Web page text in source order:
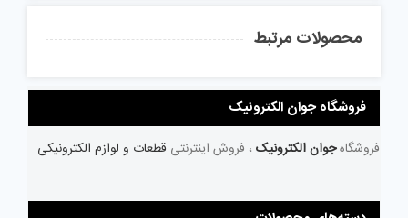
محصولات مرتبط
فروشگاه جوان الکترونیک
فروشگاهجوان الکترونیک ، فروش اینترنتی قطعات و لوازم الکترونیکی